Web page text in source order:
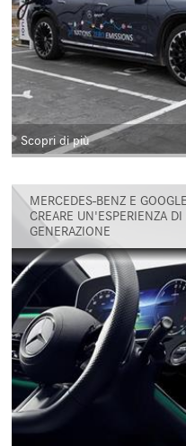
Scopri di più
MERCEDES-BENZ E
CREARE UN'ESPERIENZA
GENERAZIONE